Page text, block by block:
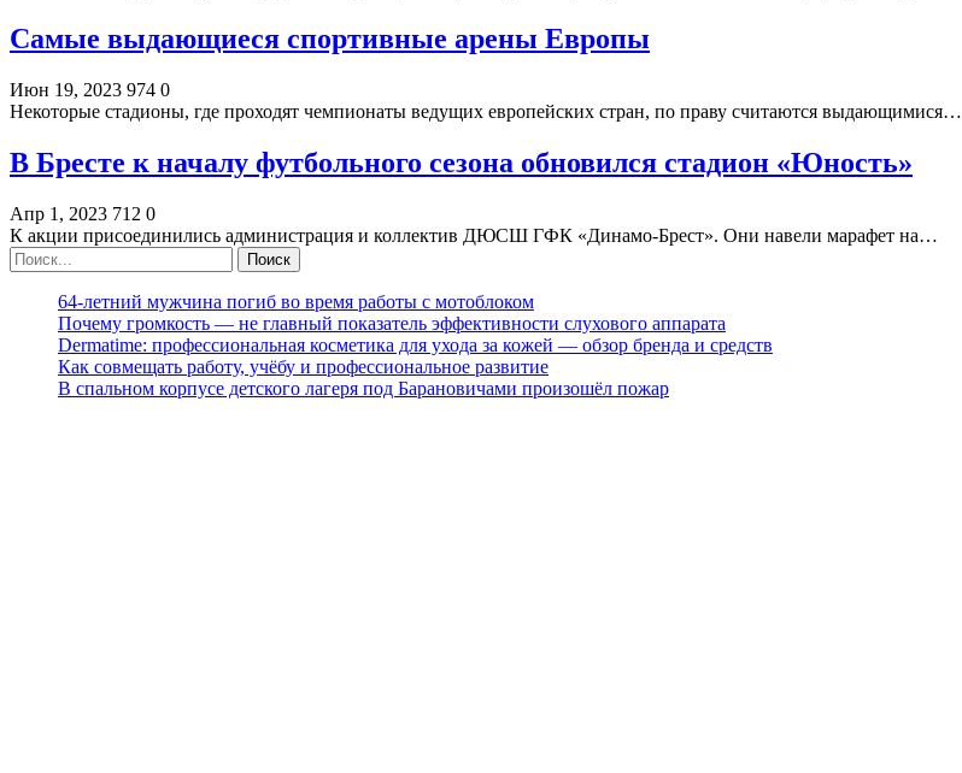
Самые выдающиеся спортивные арены Европы
Июн 19, 2023 974 0
Некоторые стадионы, где проходят чемпионаты ведущих европейских стран, по праву считаются выдающимися…
В Бресте к началу футбольного сезона обновился стадион «Юность»
Апр 1, 2023 712 0
К акции присоединились администрация и коллектив ДЮСШ ГФК «Динамо-Брест». Они навели марафет на…
64-летний мужчина погиб во время работы с мотоблоком
Почему громкость — не главный показатель эффективности слухового аппарата
Dermatime: профессиональная косметика для ухода за кожей — обзор бренда и средств
Как совмещать работу, учёбу и профессиональное развитие
В спальном корпусе детского лагеря под Барановичами произошёл пожар